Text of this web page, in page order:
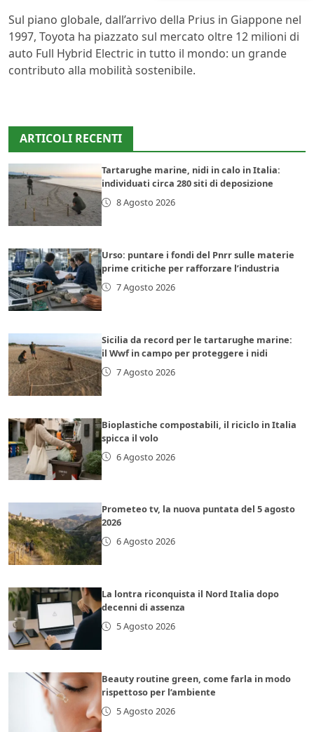
Sul piano globale, dall’arrivo della Prius in Giappone nel
1997, Toyota ha piazzato sul mercato oltre 12 milioni di
auto Full Hybrid Electric in tutto il mondo: un grande
contributo alla mobilità sostenibile.
ARTICOLI RECENTI
Tartarughe marine, nidi in calo in Italia:
individuati circa 280 siti di deposizione
8 Agosto 2026
Urso: puntare i fondi del Pnrr sulle materie
prime critiche per rafforzare l’industria
7 Agosto 2026
Sicilia da record per le tartarughe marine:
il Wwf in campo per proteggere i nidi
7 Agosto 2026
Bioplastiche compostabili, il riciclo in Italia
spicca il volo
6 Agosto 2026
Prometeo tv, la nuova puntata del 5 agosto
2026
6 Agosto 2026
La lontra riconquista il Nord Italia dopo
decenni di assenza
5 Agosto 2026
Beauty routine green, come farla in modo
rispettoso per l’ambiente
5 Agosto 2026